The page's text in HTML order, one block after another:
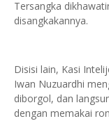
Tersangka
disangkakannya.
Disisi lain, Kasi
Iwan Nuzuardhi
diborgol, dan
dengan memakai